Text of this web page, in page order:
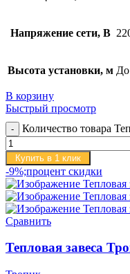
Напряжение сети, В
Высота установки, м
В корзину
Быстрый просмотр
Количество товара
Купить в 1 клик
-9%;процент скидки
Сравнить
Тепловая завеса